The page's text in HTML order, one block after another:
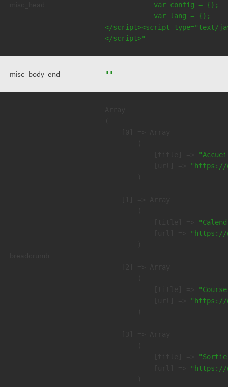
            var config = {};
            var lang = {};
</script><script type="text/
</script>"
misc_body_end ""
"https://
"https://
"https://
"https://